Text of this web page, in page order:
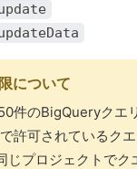
について
件のBigQueryクエ
許可されているク
プロジェクトで